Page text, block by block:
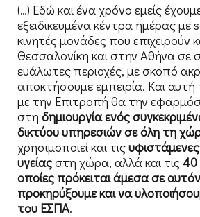
(…) Εδώ και ένα χρόνο εμείς
εξειδικευμένα κέντρα ημέρας με
κινητές μονάδες που επιχειρούν
Θεσσαλονίκη και στην Αθήνα σε
ευάλωτες περιοχές, με σκοπό
αποκτήσουμε εμπειρία. Και αυτή
με την Επιτροπή θα την
στη δημιουργία ενός
δικτύου υπηρεσιών σε όλη τη
χρησιμοποιεί και τις
υγείαςστη χώρα, αλλά και τις 40
οποίες πρόκειται άμεσα σε
προκηρύξουμε και να
του ΕΣΠΑ.